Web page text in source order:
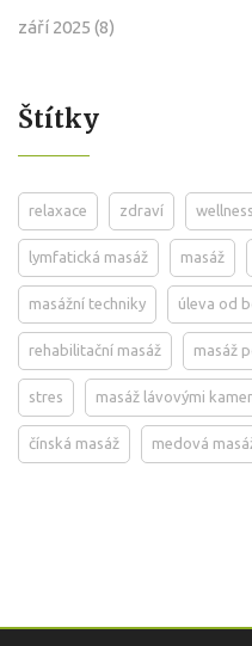
září 2025 (8)
Štítky
relaxace zdraví wellness
lymfatická masáž masáž
masážní techniky úleva od
rehabilitační masáž masáž
stres masáž lávovými
čínská masáž medová